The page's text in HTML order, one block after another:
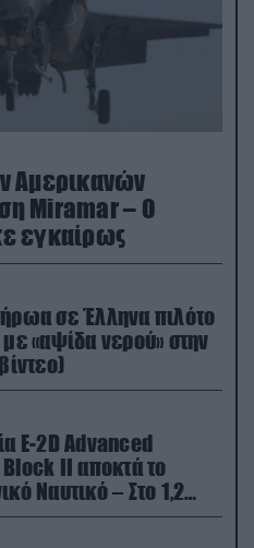
Αμερικανών
Miramar – Ο
εγκαίρως
σε Έλληνα πιλότο
«αψίδα νερού» στην
E-2D Advanced
Block II αποκτά το
Ναυτικό – Στο 1,2
το κόστος